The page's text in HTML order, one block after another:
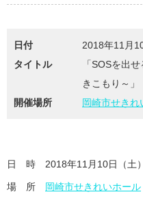
日付
2018年11月
タイトル
「SOSを出
きこもり～」
開催場所
岡崎市せきれ
日 時 2018年11月10日（土
場 所 岡崎市せきれいホール